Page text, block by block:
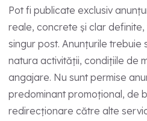
Pot fi publicate exclusiv
reale, concrete și clar
singur post. Anunțurile trebuie
natura activității, condițiile de
angajare. Nu sunt permise
predominant promoțional, de
redirecționare către alte